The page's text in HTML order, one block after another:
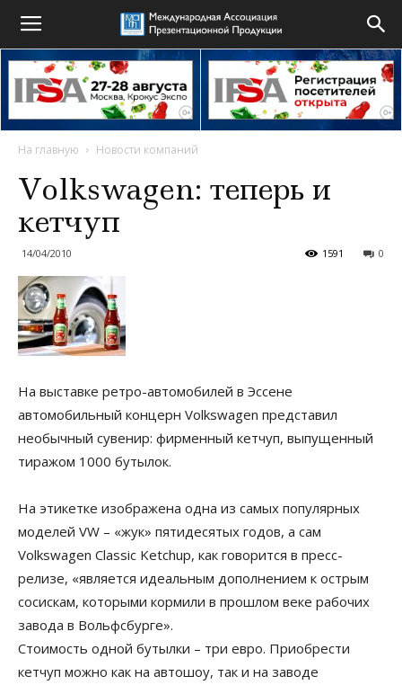
На главную Новости компаний
Volkswagen: теперь и
кетчуп
14/04/2010 0
1591
На выставке ретро-автомобилей в Эссене
автомобильный концерн Volkswagen представил
необычный сувенир: фирменный кетчуп, выпущенный
тиражом 1000 бутылок.
На этикетке изображена одна из самых популярных
моделей VW – «жук» пятидесятых годов, а сам
Volkswagen Classic Ketchup, как говорится в пресс-
релизе, «является идеальным дополнением к острым
сосискам, которыми кормили в прошлом веке рабочих
завода в Вольфсбурге».
Стоимость одной бутылки – три евро. Приобрести
кетчуп можно как на автошоу, так и на заводе